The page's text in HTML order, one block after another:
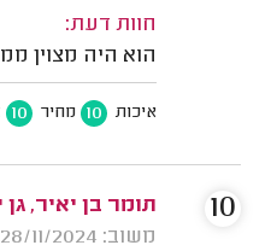
חוות דעת:
הוא היה מצוין
איכות 10 מחיר 10
תומר בן יאיר, גן
משוב: 28/11/2024
10